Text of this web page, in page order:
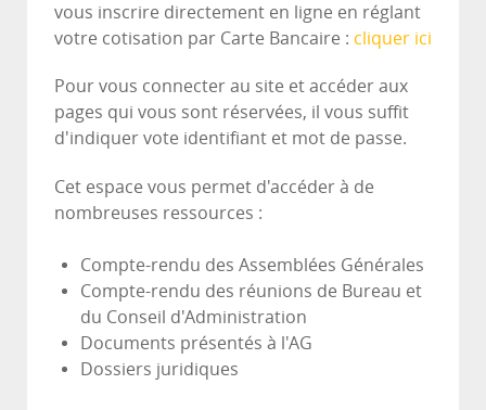
vous inscrire directement en ligne en réglant
votre cotisation par Carte Bancaire : cliquer ici
Pour vous connecter au site et accéder aux
pages qui vous sont réservées, il vous suffit
d'indiquer vote identifiant et mot de passe.
Cet espace vous permet d'accéder à de
nombreuses ressources :
Compte-rendu des Assemblées Générales
Compte-rendu des réunions de Bureau et
du Conseil d'Administration
Documents présentés à l'AG
Dossiers juridiques